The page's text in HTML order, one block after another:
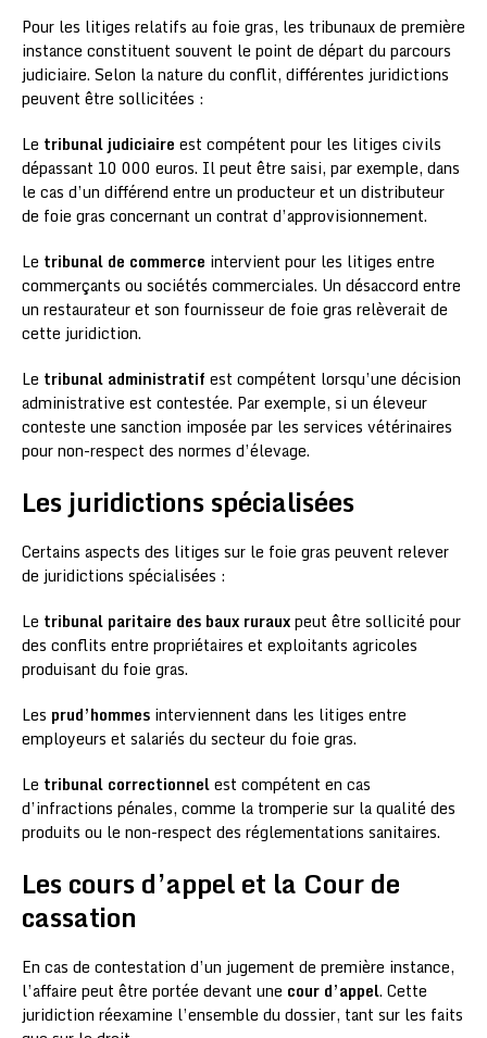
Pour les litiges relatifs au foie gras, les tribunaux de première
instance constituent souvent le point de départ du parcours
judiciaire. Selon la nature du conflit, différentes juridictions
peuvent être sollicitées :
Le tribunal judiciaire est compétent pour les litiges civils
dépassant 10 000 euros. Il peut être saisi, par exemple, dans
le cas d’un différend entre un producteur et un distributeur
de foie gras concernant un contrat d’approvisionnement.
Le tribunal de commerce intervient pour les litiges entre
commerçants ou sociétés commerciales. Un désaccord entre
un restaurateur et son fournisseur de foie gras relèverait de
cette juridiction.
Le tribunal administratif est compétent lorsqu’une décision
administrative est contestée. Par exemple, si un éleveur
conteste une sanction imposée par les services vétérinaires
pour non-respect des normes d’élevage.
Les juridictions spécialisées
Certains aspects des litiges sur le foie gras peuvent relever
de juridictions spécialisées :
Le tribunal paritaire des baux rurauxpeut être sollicité pour
des conflits entre propriétaires et exploitants agricoles
produisant du foie gras.
Les prud’hommes interviennent dans les litiges entre
employeurs et salariés du secteur du foie gras.
Le tribunal correctionnelest compétent en cas
d’infractions pénales, comme la tromperie sur la qualité des
produits ou le non-respect des réglementations sanitaires.
Les cours d’appel et la Cour de
cassation
En cas de contestation d’un jugement de première instance,
l’affaire peut être portée devant une cour d’appel. Cette
juridiction réexamine l’ensemble du dossier, tant sur les faits